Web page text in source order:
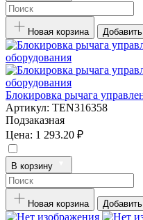
Новая корзина Добавить
Блокировка рычага
Артикул: TEN316358
Подзаказная
Цена: 1 293.20 ₽
В корзину
Новая корзина Добавить